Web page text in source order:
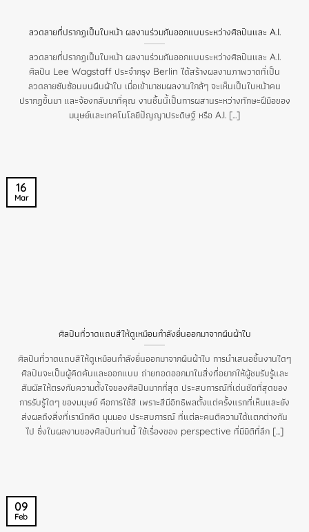
ลวดลายที่ปรากฏเป็นใบหน้า ผลงานร่วมกันออกแบบระหว่างศิลปินและ A.I.
ลวดลายที่ปรากฏเป็นใบหน้า ผลงานร่วมกันออกแบบระหว่างศิลปินและ A.I.
ศิลปิน Lee Wagstaff ประจำกรุง Berlin ได้สร้างผลงานภาพวาดที่เป็น
ลวดลายซับซ้อนบนผืนผ้าใบ เมื่อเข้ามาชมผลงานใกล้ๆ จะเห็นเป็นใบหน้าคน
ปรากฏขึ้นมา และจ้องกลับมาที่คุณ งานชิ้นนี้เป็นการผสานระหว่างทักษะฝีมือของ
มนุษย์และเทคโนโลยีปัญญาประดิษฐ์ หรือ A.I. [...]
ศิลปินที่วาดแถบสีให้ดูเหมือนกำลังยื่นออกมาจากผืนผ้าใบ
ศิลปินที่วาดแถบสีให้ดูเหมือนกำลังยื่นออกมาจากผืนผ้าใบ การนำเสนอชิ้นงานใดๆ
ศิลปินจะเป็นผู้คิดค้นและออกแบบ ถ่ายทอดออกมาในสิ่งที่อยากให้ผู้ชมรับรู้และ
สัมผัสให้ตรงกับความตั้งใจของศิลปินมากที่สุด ประสบการณ์ที่เด่นชัดที่สุดของ
การรับรู้ใดๆ ของมนุษย์ คือการใช้สี เพราะสีมีอิทธิพลตั้งแต่ครั้งแรกที่เห็นและยัง
ส่งผลถึงสิ่งที่เรานึกคิด มุมมอง ประสบการณ์ ที่แต่ละคนตีความได้แตกต่างกัน
ไป ซึ่งในผลงานของศิลปินท่านนี้ ใช้เรื่องของ perspective ที่มีมิติที่ลึก [...]
16
Mar
09
Feb